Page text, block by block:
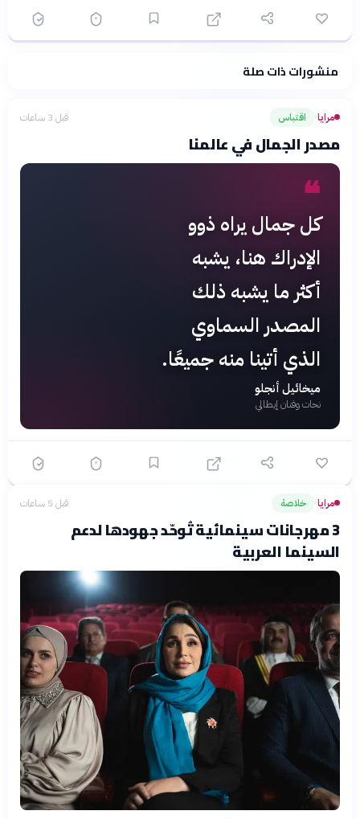
فلسفتنا المعرفية· سياسة الذكاء الاصطناعيمنشورات ذات صلة
مرايا› اقتباس قبل 3 ساعات
مصدر الجمال في عالمنا
❝
كل جمال يراه ذوو
الإدراك هنا، يشبه
أكثر ما يشبه ذلك
المصدر السماوي
الذي أتينا منه جميعًا.
ميخائيل أنجلو
نحات وفنان إيطالي
مرايا› خلاصة قبل 5 ساعات
3 مهرجانات سينمائية تُوحّد جهودها لدعم
السينما العربية